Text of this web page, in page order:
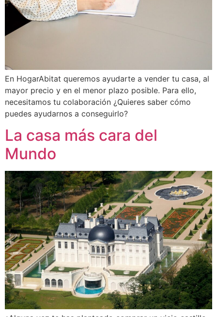
En HogarAbitat queremos ayudarte a vender tu casa, al
mayor precio y en el menor plazo posible. Para ello,
necesitamos tu colaboración ¿Quieres saber cómo
puedes ayudarnos a conseguirlo?
La casa más cara del
Mundo